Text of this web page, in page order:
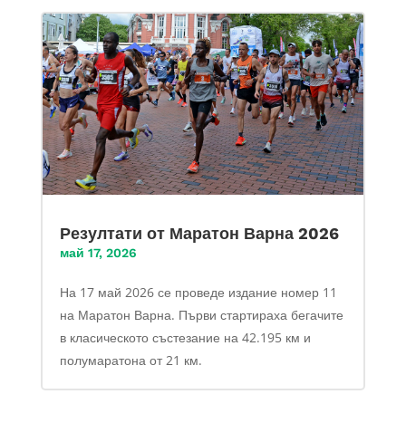
Резултати от Маратон Варна 2026
май 17, 2026
На 17 май 2026 се проведе издание номер 11
на Маратон Варна. Първи стартираха бегачите
в класическото състезание на 42.195 км и
полумаратона от 21 км.